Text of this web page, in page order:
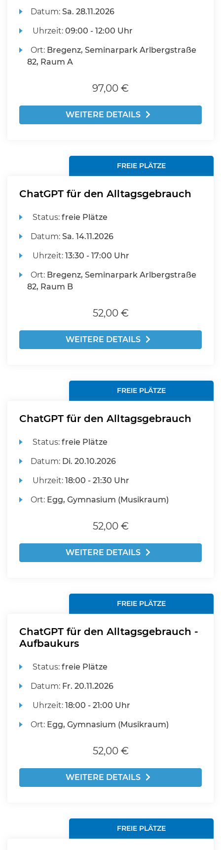
Datum:Sa. 28.11.2026
Uhrzeit:09:00 - 12:00 Uhr
Ort: Bregenz, Seminarpark Arlbergstraße
82, Raum A
97,00 €
WEITERE DETAILS
FREIE PLÄTZE
ChatGPT für den Alltagsgebrauch
Status:freie Plätze
Datum:Sa. 14.11.2026
Uhrzeit:13:30 - 17:00 Uhr
Ort: Bregenz, Seminarpark Arlbergstraße
82, Raum B
52,00 €
WEITERE DETAILS
FREIE PLÄTZE
ChatGPT für den Alltagsgebrauch
Status:freie Plätze
Datum: Di. 20.10.2026
Uhrzeit:18:00 - 21:30 Uhr
Ort: Egg, Gymnasium (Musikraum)
52,00 €
WEITERE DETAILS
FREIE PLÄTZE
ChatGPT für den Alltagsgebrauch -
Aufbaukurs
Status:freie Plätze
Datum: Fr. 20.11.2026
Uhrzeit:18:00 - 21:00 Uhr
Ort: Egg, Gymnasium (Musikraum)
52,00 €
WEITERE DETAILS
FREIE PLÄTZE